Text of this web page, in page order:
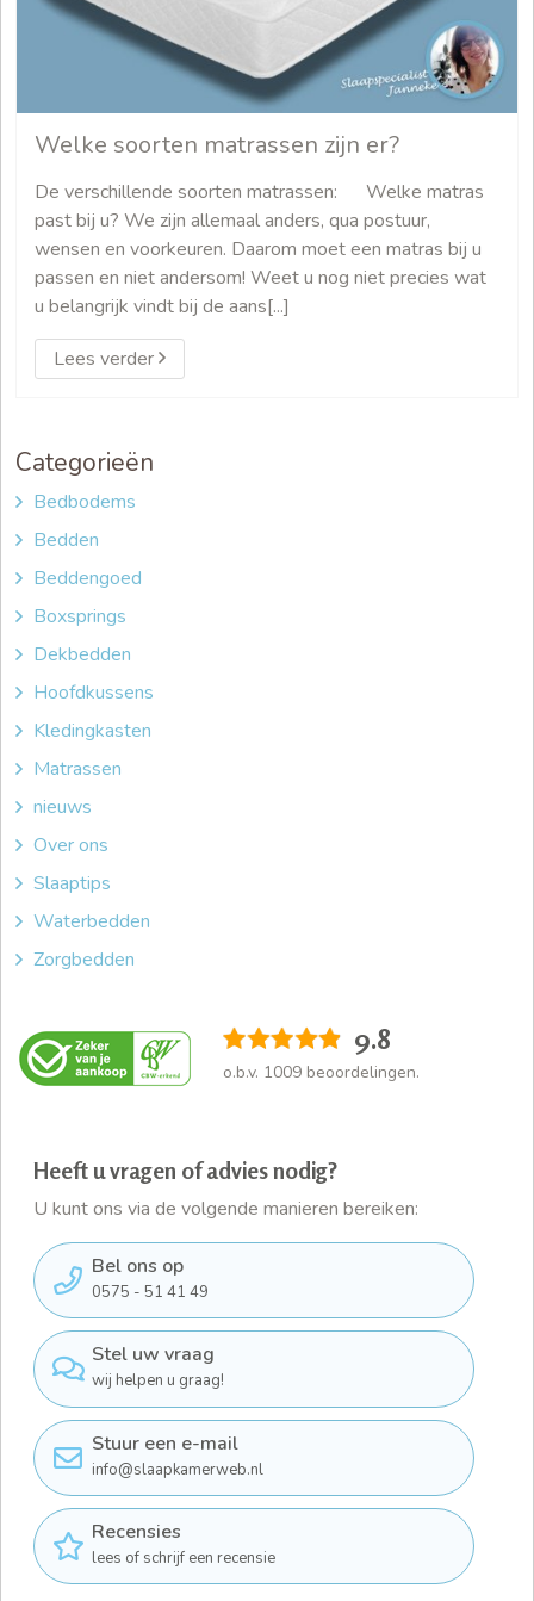
Categorieën
Bedbodems
Bedden
Beddengoed
Boxsprings
Dekbedden
Hoofdkussens
Kledingkasten
Matrassen
nieuws
Over ons
Slaaptips
Waterbedden
Zorgbedden
9.8
o.b.v. 1009 beoordelingen.
Heeft u vragen of advies nodig?
U kunt ons via de volgende manieren bereiken:
Bel ons op
0575 - 51 41 49
Stel uw vraag
wij helpen u graag!
Stuur een e-mail
info@slaapkamerweb.nl
Recensies
lees of schrijf een recensie
Welke soorten matrassen zijn er?
De verschillende soorten matrassen: Welke matras
past bij u? We zijn allemaal anders, qua postuur,
wensen en voorkeuren. Daarom moet een matras bij u
passen en niet andersom! Weet u nog niet precies wat
u belangrijk vindt bij de aans[...]
Lees verder